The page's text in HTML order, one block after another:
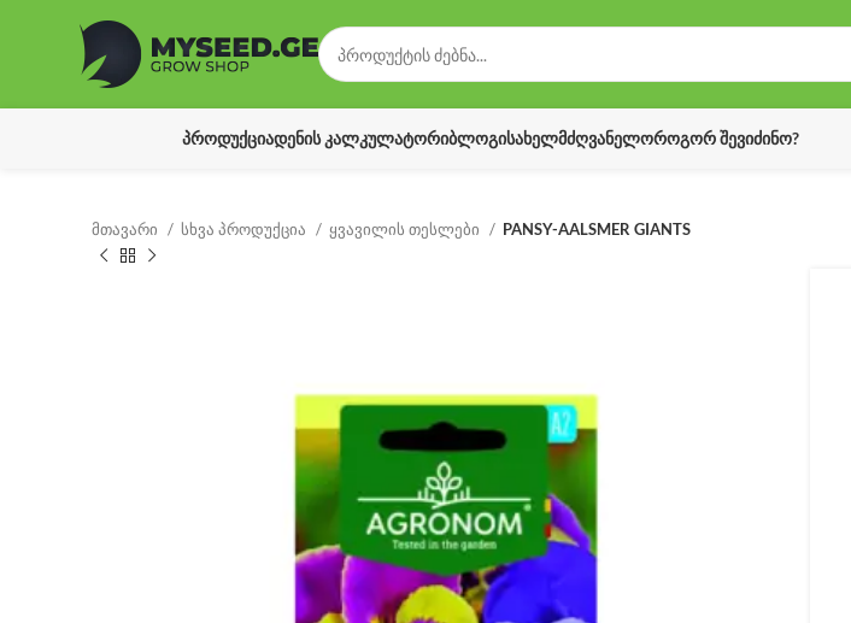
ᲞᲠᲝᲓᲣᲥᲪᲘᲐᲓᲔᲜᲘᲡ ᲙᲐᲚᲙᲣᲚᲐᲢᲝᲠᲘᲑᲚᲝᲒᲘᲡᲐᲮᲔᲚᲛᲫᲦᲕᲐᲜᲔᲚᲝᲠᲝᲒᲝᲠ ᲨᲔᲕᲘᲫᲘᲜᲝ?
მთავარი სხვა პროდუქცია ყვავილის თესლები PANSY-AALSMER GIANTS